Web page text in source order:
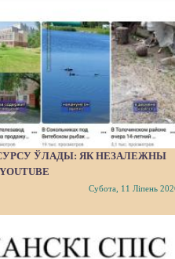
ЎЛАДЫ: ЯК НЕЗАЛЕЖНЫ
Субота, 11 Ліпень